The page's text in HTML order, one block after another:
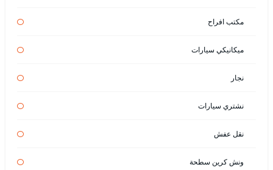
مكتب افراح
ميكانيكي سيارات
نجار
نشتري سيارات
نقل عفش
ونش كرين سطحة